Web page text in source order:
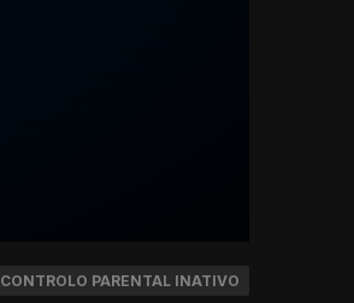
CONTROLO PARENTAL INATIVO